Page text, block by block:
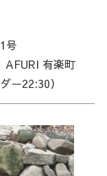
号
有楽町
ー22:30）